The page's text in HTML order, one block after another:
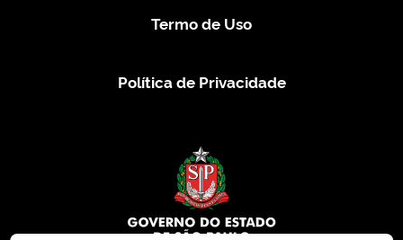
Termo de Uso
Política de Privacidade